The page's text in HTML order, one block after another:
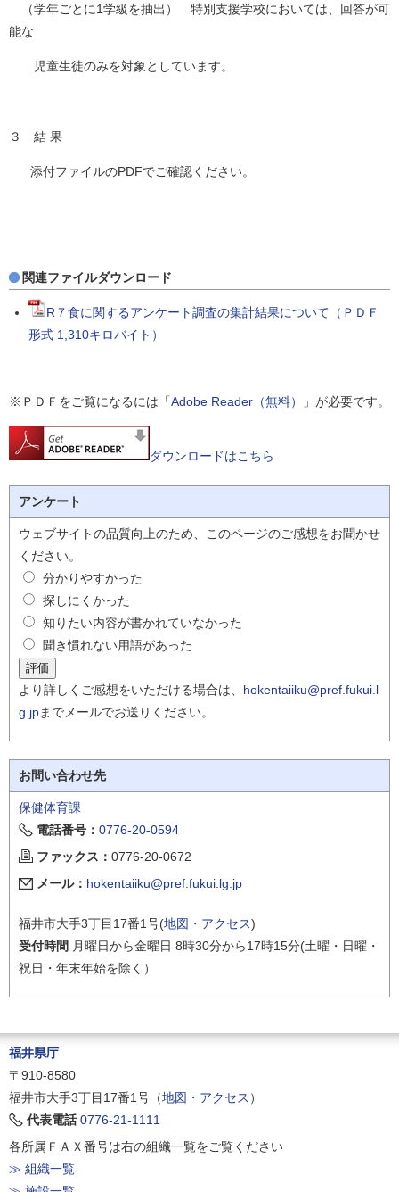
（学年ごとに1学級を抽出） 特別支援学校においては、回答が可
能な
児童生徒のみを対象としています。
３ 結 果
添付ファイルのPDFでご確認ください。
関連ファイルダウンロード
R７食に関するアンケート調査の集計結果について（ＰＤＦ
形式 1,310キロバイト）
※ＰＤＦをご覧になるには「Adobe Reader（無料） 」が必要です。
ダウンロードはこちら
アンケート
ウェブサイトの品質向上のため、このページのご感想をお聞かせ
ください。
分かりやすかった
探しにくかった
知りたい内容が書かれていなかった
聞き慣れない用語があった
より詳しくご感想をいただける場合は、 hokentaiiku@pref.fukui.l
g.jpまでメールでお送りください。
お問い合わせ先
保健体育課
電話番号： 0776-20-0594
ファックス： 0776-20-0672
メール： hokentaiiku@pref.fukui.lg.jp
福井市大手3丁目17番1号(地図・アクセス)
受付時間 月曜日から金曜日 8時30分から17時15分(土曜・日曜・
祝日・年末年始を除く）
福井県庁
〒910-8580
福井市大手3丁目17番1号（地図・アクセス ）
代表電話 0776-21-1111
各所属ＦＡＸ番号は右の組織一覧をご覧ください
≫ 組織一覧